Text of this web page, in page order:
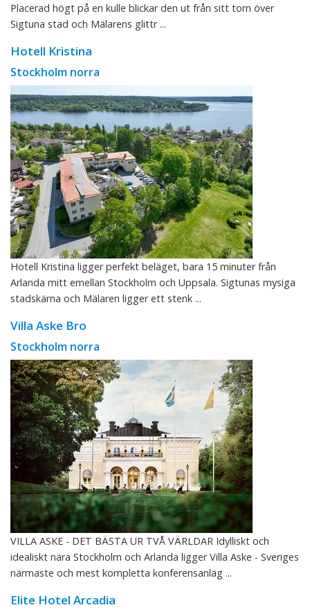
Placerad högt på en kulle blickar den ut från sitt torn över
Sigtuna stad och Mälarens glittr ...
Hotell Kristina
Stockholm norra
Hotell Kristina ligger perfekt beläget, bara 15 minuter från
Arlanda mitt emellan Stockholm och Uppsala. Sigtunas mysiga
stadskärna och Mälaren ligger ett stenk ...
Villa Aske Bro
Stockholm norra
VILLA ASKE - DET BÄSTA UR TVÅ VÄRLDAR Idylliskt och
idealiskt nära Stockholm och Arlanda ligger Villa Aske - Sveriges
närmaste och mest kompletta konferensanläg ...
Elite Hotel Arcadia